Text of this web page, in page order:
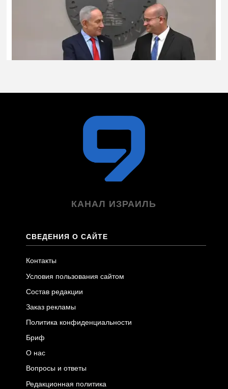
КАНАЛ ИЗРАИЛЬ
СВЕДЕНИЯ О САЙТЕ
Контакты
Условия пользования сайтом
Состав редакции
Заказ рекламы
Политика конфиденциальности
Бриф
О нас
Вопросы и ответы
Редакционная политика